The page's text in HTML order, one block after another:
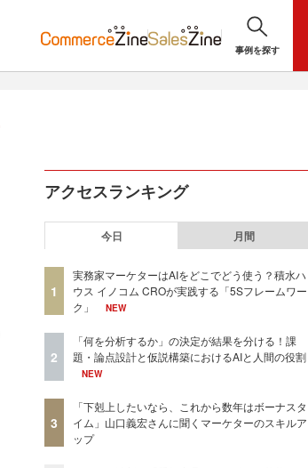
事例を探す
アクセスランキング
今日 月間
1
実務家マーケターはAIをどこでどう使う？積水ハ
ウス イノコム CROが実践する「5Sフレームワー
ク」
NEW
2
「何を分析するか」の決定が結果を分ける！課
題・論点設計と仮説構築におけるAIと人間の役割
NEW
3
「下剋上したいなら、これから数年はボーナスタ
イム」山口義宏さんに聞くマーケターのスキルア
ップ